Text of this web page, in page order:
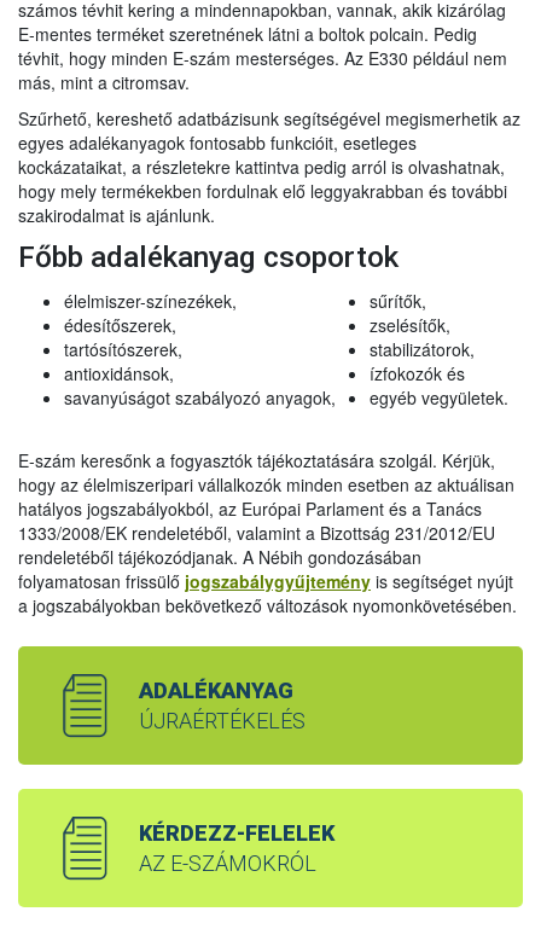
számos tévhit kering a mindennapokban, vannak, akik kizárólag
E-mentes terméket szeretnének látni a boltok polcain. Pedig
tévhit, hogy minden E-szám mesterséges. Az E330 például nem
más, mint a citromsav.
Szűrhető, kereshető adatbázisunk segítségével megismerhetik az
egyes adalékanyagok fontosabb funkcióit, esetleges
kockázataikat, a részletekre kattintva pedig arról is olvashatnak,
hogy mely termékekben fordulnak elő leggyakrabban és további
szakirodalmat is ajánlunk.
Főbb adalékanyag csoportok
élelmiszer-színezékek,
édesítőszerek,
tartósítószerek,
antioxidánsok,
savanyúságot szabályozó anyagok,
sűrítők,
zselésítők,
stabilizátorok,
ízfokozók és
egyéb vegyületek.
E-szám keresőnk a fogyasztók tájékoztatására szolgál. Kérjük,
hogy az élelmiszeripari vállalkozók minden esetben az aktuálisan
hatályos jogszabályokból, az Európai Parlament és a Tanács
1333/2008/EK rendeletéből, valamint a Bizottság 231/2012/EU
rendeletéből tájékozódjanak. A Nébih gondozásában
folyamatosan frissülő jogszabálygyűjtemény is segítséget nyújt
a jogszabályokban bekövetkező változások nyomonkövetésében.
ADALÉKANYAG
ÚJRAÉRTÉKELÉS
KÉRDEZZ-FELELEK
AZ E-SZÁMOKRÓL